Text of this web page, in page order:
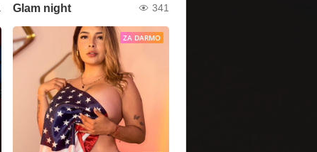
Glam night 341
ZA DARMO